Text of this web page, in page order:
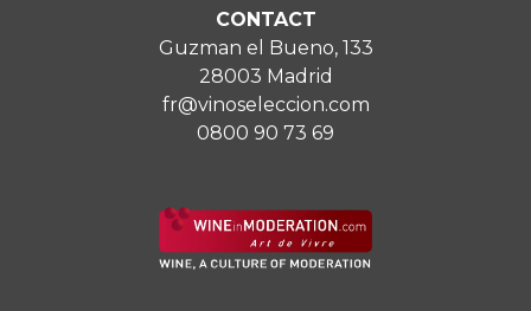
CONTACT
Guzman el Bueno, 133
28003 Madrid
fr@vinoseleccion.com
0800 90 73 69